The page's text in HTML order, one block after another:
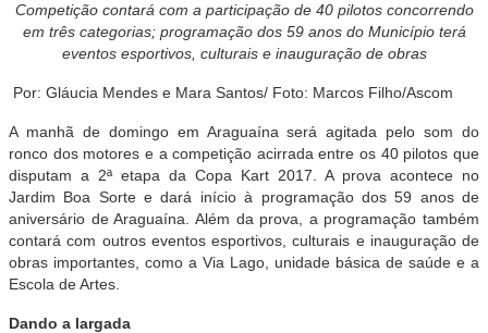
Competição contará com a participação de 40 pilotos concorrendo
em três categorias; programação dos 59 anos do Município terá
eventos esportivos, culturais e inauguração de obras
Por: Gláucia Mendes e Mara Santos/ Foto: Marcos Filho/Ascom
A manhã de domingo em Araguaína será agitada pelo som do
ronco dos motores e a competição acirrada entre os 40 pilotos que
disputam a 2ª etapa da Copa Kart 2017. A prova acontece no
Jardim Boa Sorte e dará início à programação dos 59 anos de
aniversário de Araguaína. Além da prova, a programação também
contará com outros eventos esportivos, culturais e inauguração de
obras importantes, como a Via Lago, unidade básica de saúde e a
Escola de Artes.
Dando a largada